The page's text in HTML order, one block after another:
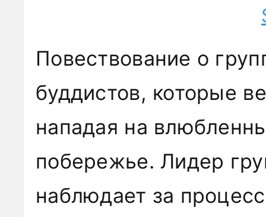
Повествование о
буддистов, которые
нападая на
побережье. Лидер
наблюдает за